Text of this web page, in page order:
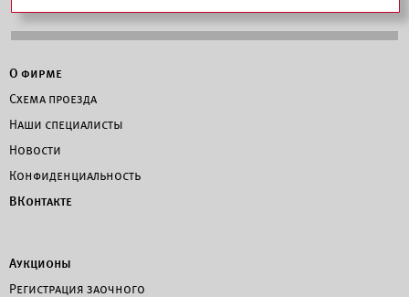
О фирме
Схема проезда
Наши специалисты
Новости
Конфиденциальность
ВКонтакте
Аукционы
Регистрация заочного